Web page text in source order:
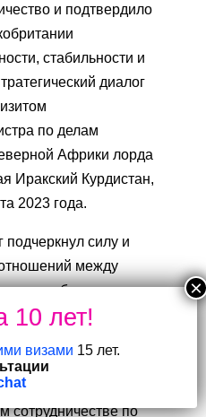
и подтвердило
стабильности и
диалог
по делам
Африки лорда
Иракский Курдистан,
2023 года.
подчеркнул силу и
между
и оба
свою
и глобальных
о
сотрудничестве по
визами 15 лет.